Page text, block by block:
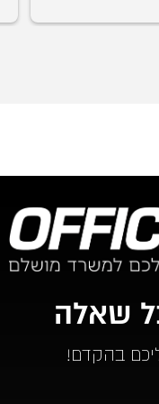
עמג'אד,
שאלה
בהקדם!